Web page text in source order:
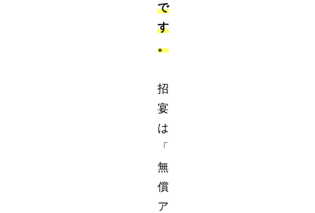
で
す
。
招
宴
は
「
無
償
ア